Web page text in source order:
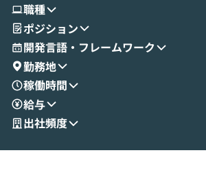
せいただきます。数分でワークフローが完
成する手軽さや、Gmail等の外部サービス
とセキュアに連携できるポイントなど、実
演を通じて具体的なイメージをお届けしま
す。 後半のディスカッションでは、セキュ
リティの考え方や社内導入の進め方など、
現場目線でさらに深掘りしていきます。
「自分の業務をAIで自動化してみたいけ
いう方にこそ参加いただきたいイベントで
職種
ポジション
開発言語・フレームワーク
勤務地
稼働時間
給与
出社頻度